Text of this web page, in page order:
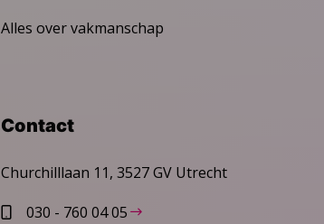
Alles over vakmanschap
Contact
Churchilllaan 11, 3527 GV Utrecht
030 - 760 04 05